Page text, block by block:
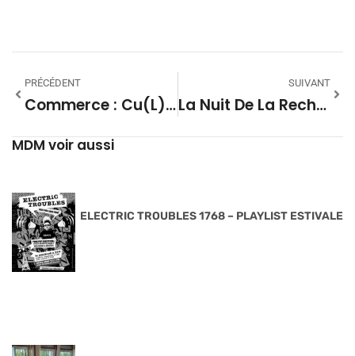
PRÉCÉDENT
Commerce : Cu(l)riosité.s, Tous Les Plaisirs À Portée De Main
SUIVANT
La Nuit De La Recherche Vendredi Soir Au Molière
MDM voir aussi
ELECTRIC TROUBLES 1768 – PLAYLIST ESTIVALE